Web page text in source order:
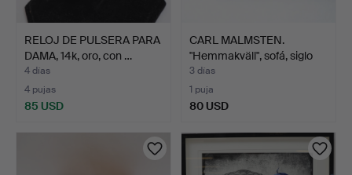
RELOJ DE PULSERA PARA
DAMA, 14k, oro, con …
4 días
4 pujas
85 USD
CARL MALMSTEN.
"Hemmakväll", sofá, siglo
X…
3 días
1 puja
80 USD